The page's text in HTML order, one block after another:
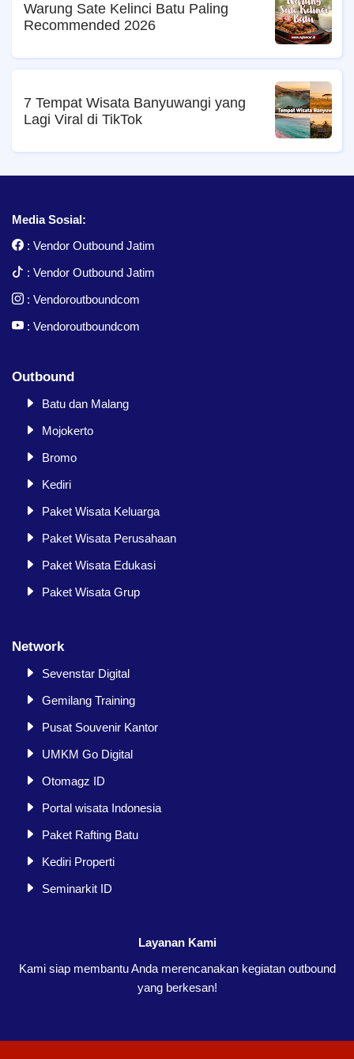
Warung Sate Kelinci Batu Paling
Recommended 2026
7 Tempat Wisata Banyuwangi yang
Lagi Viral di TikTok
Media Sosial:
: Vendor Outbound Jatim
: Vendor Outbound Jatim
: Vendoroutboundcom
: Vendoroutboundcom
Outbound
Batu dan Malang
Mojokerto
Bromo
Kediri
Paket Wisata Keluarga
Paket Wisata Perusahaan
Paket Wisata Edukasi
Paket Wisata Grup
Network
Sevenstar Digital
Gemilang Training
Pusat Souvenir Kantor
UMKM Go Digital
Otomagz ID
Portal wisata Indonesia
Paket Rafting Batu
Kediri Properti
Seminarkit ID
Layanan Kami
Kami siap membantu Anda merencanakan kegiatan outbound
yang berkesan!